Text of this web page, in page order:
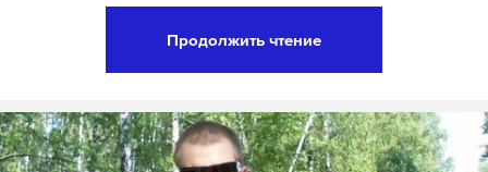
предусматривают введение персональных
ограничений. По мнению США, меры коснутся
Продолжить чтение